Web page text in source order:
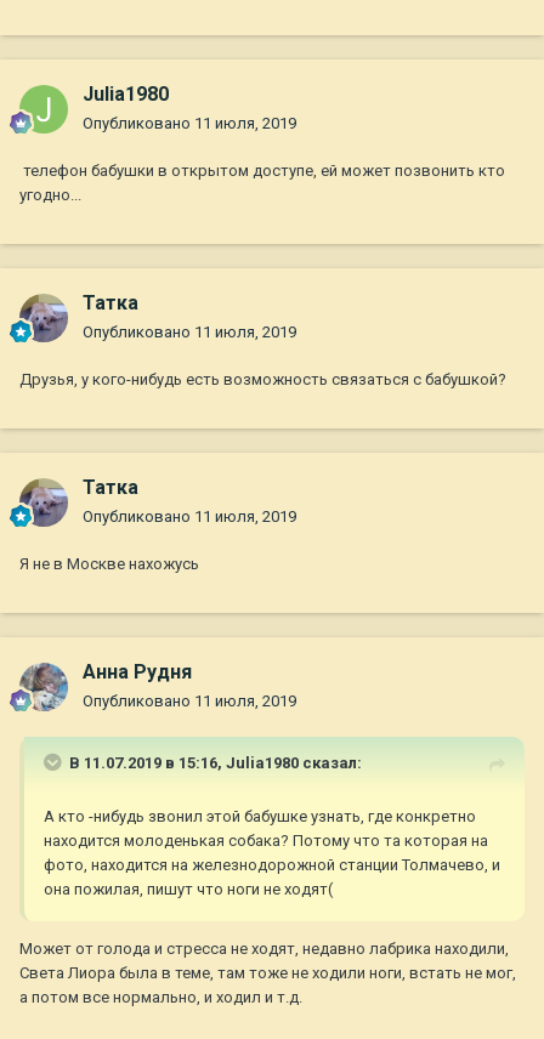
Julia1980
Опубликовано 11 июля, 2019
телефон бабушки в открытом доступе, ей может позвонить кто
угодно...
Татка
Опубликовано 11 июля, 2019
Друзья, у кого-нибудь есть возможность связаться с бабушкой?
Татка
Опубликовано 11 июля, 2019
Я не в Москве нахожусь
Анна Рудня
Опубликовано 11 июля, 2019
В 11.07.2019 в 15:16, Julia1980 сказал:
А кто -нибудь звонил этой бабушке узнать, где конкретно
находится молоденькая собака? Потому что та которая на
фото, находится на железнодорожной станции Толмачево, и
она пожилая, пишут что ноги не ходят(
Может от голода и стресса не ходят, недавно лабрика находили,
Света Лиора была в теме, там тоже не ходили ноги, встать не мог,
а потом все нормально, и ходил и т.д.